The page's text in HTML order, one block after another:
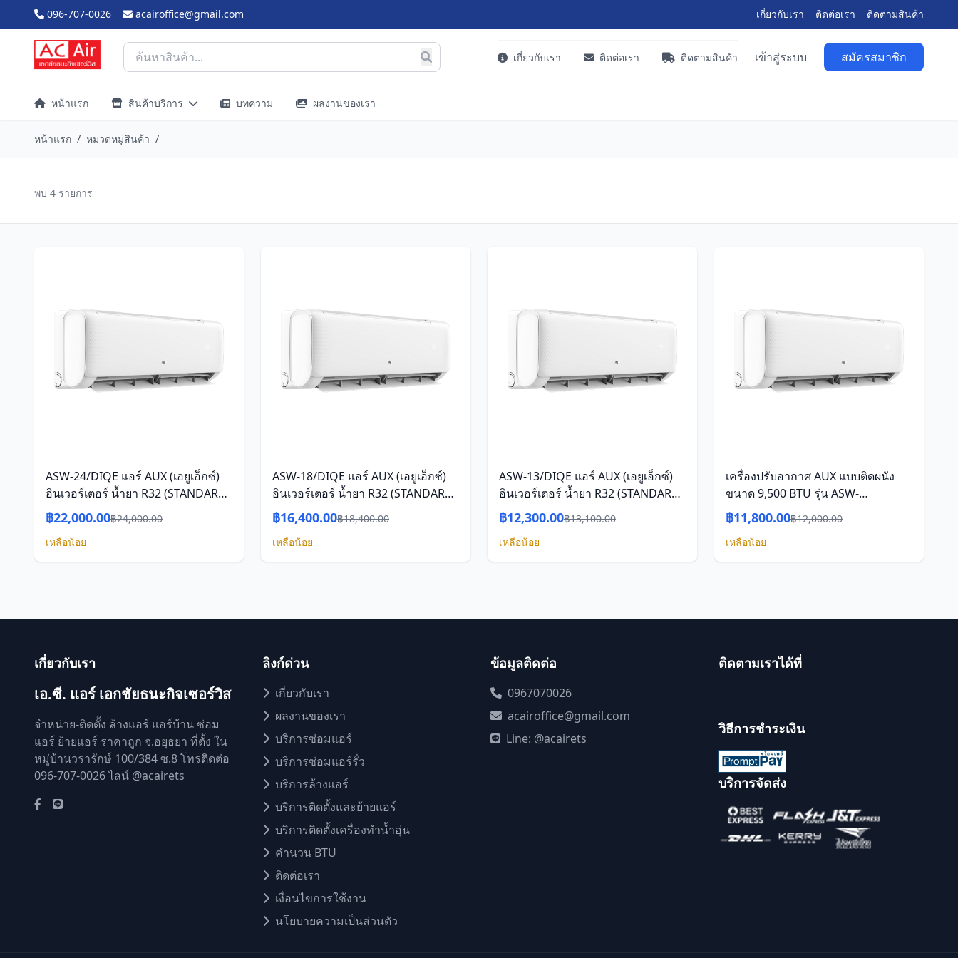
096-707-0026 acairoffice@gmail.com เกี่ยวกับเรา ติดต่อเรา ติดตามสินค้า
เกี่ยวกับเรา ติดต่อเรา ติดตามสินค้า เข้าสู่ระบบ สมัครสมาชิก
หน้าแรก สินค้าบริการ บทความ ผลงานของเรา
หน้าแรก / หมวดหมู่สินค้า /
พบ 4 รายการ
ASW-24/DIQE แอร์ AUX (เอยูเอ็กซ์)
อินเวอร์เตอร์ น้ำยา R32 (STANDARD
INVERTER - Q Series)
฿22,000.00฿24,000.00
เหลือน้อย
ASW-18/DIQE แอร์ AUX (เอยูเอ็กซ์)
อินเวอร์เตอร์ น้ำยา R32 (STANDARD
INVERTER - Q Series)
฿16,400.00฿18,400.00
เหลือน้อย
ASW-13/DIQE แอร์ AUX (เอยูเอ็กซ์)
อินเวอร์เตอร์ น้ำยา R32 (STANDARD
INVERTER - Q Series)
฿12,300.00฿13,100.00
เหลือน้อย
เครื่องปรับอากาศ AUX แบบติดผนัง
ขนาด 9,500 BTU รุ่น ASW-
09/DIQE/W-09/DIQE (INVERTER)
฿11,800.00฿12,000.00
เหลือน้อย
เกี่ยวกับเรา
เอ.ซี. แอร์ เอกชัยธนะกิจเซอร์วิส
จำหน่าย-ติดตั้ง ล้างแอร์ แอร์บ้าน ซ่อม
แอร์ ย้ายแอร์ ราคาถูก จ.อยุธยา ที่ตั้ง ใน
หมู่บ้านวรารักษ์ 100/384 ซ.8 โทรติดต่อ
096-707-0026 ไลน์ @acairets
ลิงก์ด่วน
เกี่ยวกับเรา
ผลงานของเรา
บริการซ่อมแอร์
บริการซ่อมแอร์รั่ว
บริการล้างแอร์
บริการติดตั้งและย้ายแอร์
บริการติดตั้งเครื่องทำน้ำอุ่น
คำนวน BTU
ติดต่อเรา
เงื่อนไขการใช้งาน
นโยบายความเป็นส่วนตัว
ข้อมูลติดต่อ
0967070026
acairoffice@gmail.com
Line: @acairets
ติดตามเราได้ที่
วิธีการชำระเงิน
บริการจัดส่ง